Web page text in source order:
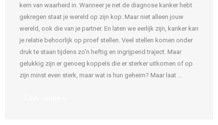
kern van waarheid in. Wanneer je net de diagnose kanker hebt
gekregen staat je wereld op zijn kop. Maar niet alleen jouw
wereld, ook die van je partner. En laten we eerlijk zijn, kanker kan
je relatie behoorlijk op proef stellen. Veel stellen komen onder
druk te staan tijdens zo’n heftig en ingrijpend traject. Maar
gelukkig zijn er genoeg koppels die er sterker uitkomen of op
zijn minst even sterk, maar wat is hun geheim? Maar laat ...